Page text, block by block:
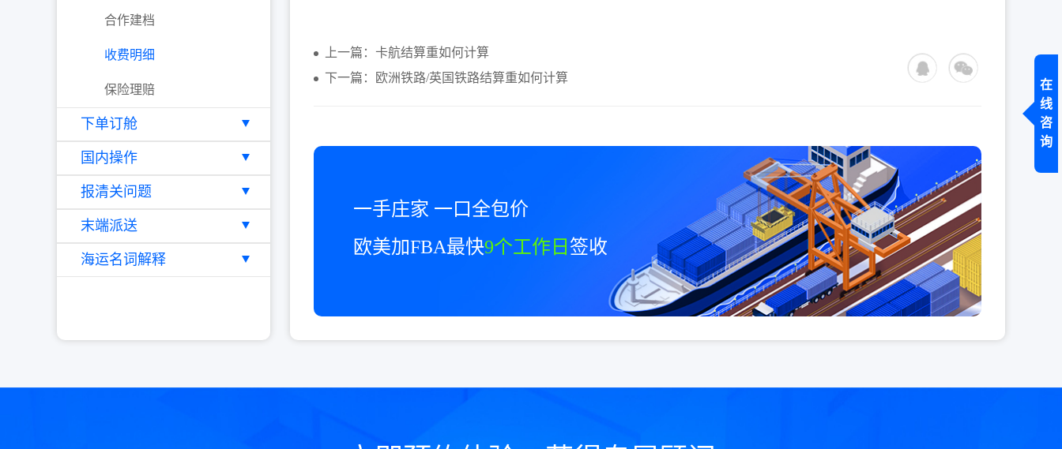
合作建档
收费明细
保险理赔
下单订舱
国内操作
报清关问题
末端派送
海运名词解释
上一篇：卡航结算重如何计算
下一篇：欧洲铁路/英国铁路结算重如何计算
一手庄家 一口全包价
欧美加FBA最快9个工作日 签收
在
线
咨
询